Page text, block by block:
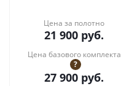
Цена за полотно
21 900 руб.
Цена базового комплекта
?
27 900 руб.